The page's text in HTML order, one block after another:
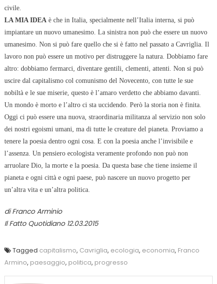
civile.
LA MIA IDEA è che in Italia, specialmente nell’Italia interna, si può
impiantare un nuovo umanesimo. La sinistra non può che essere un nuovo
umanesimo. Non si può fare quello che si è fatto nel passato a Cavriglia. Il
lavoro non può essere un motivo per distruggere la natura. Dobbiamo fare
altro: dobbiamo fermarci, diventare gentili, clementi, attenti. Non si può
uscire dal capitalismo col comunismo del Novecento, con tutte le sue
nobiltà e le sue miserie, questo è l’amaro verdetto che abbiamo davanti.
Un mondo è morto e l’altro ci sta uccidendo. Però la storia non è finita.
Oggi ci può essere una nuova, straordinaria militanza al servizio non solo
dei nostri egoismi umani, ma di tutte le creature del pianeta. Proviamo a
tenere la poesia dentro ogni cosa. E con la poesia anche l’invisibile e
l’assenza. Un pensiero ecologista veramente profondo non può non
arruolare Dio, la morte e la poesia. Da questa base che tiene insieme il
pianeta e ogni città e ogni paese, può nascere un nuovo progetto per
un’altra vita e un’altra politica.
di Franco Arminio
Il Fatto Quotidiano 12.03.2015
Tagged capitalismo, Cavriglia, ecologia, economia, Franco
Armino, paesaggio, politica, progresso